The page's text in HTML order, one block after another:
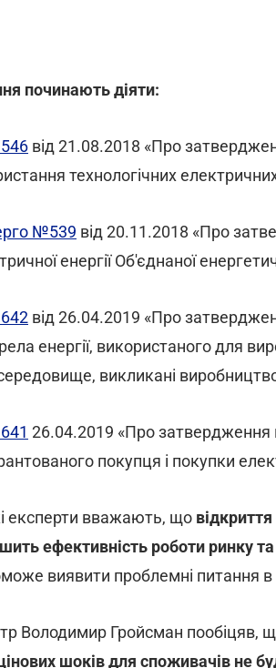
починають діяти:
від 21.08.2018 «Про
технологічних
№539 від 20.11.2018 «Про
енергії Об'єднаної
від 26.04.2019 «Про
енергії, використаного для
викликані
26.04.2019 «Про
покупця і покупки
експерти вважають, що
ефективність роботи ринку
виявити проблемні питання в
Володимир Гройсман пообіцяв,
шоків для споживачів не